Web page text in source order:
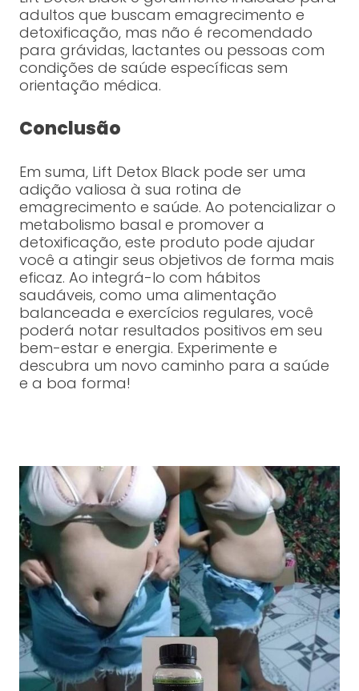
adultos que buscam emagrecimento e
detoxificação, mas não é recomendado
para grávidas, lactantes ou pessoas com
condições de saúde específicas sem
orientação médica.
Conclusão
Em suma, Lift Detox Black pode ser uma
adição valiosa à sua rotina de
emagrecimento e saúde. Ao potencializar o
metabolismo basal e promover a
detoxificação, este produto pode ajudar
você a atingir seus objetivos de forma mais
eficaz. Ao integrá-lo com hábitos
saudáveis, como uma alimentação
balanceada e exercícios regulares, você
poderá notar resultados positivos em seu
bem-estar e energia. Experimente e
descubra um novo caminho para a saúde
e a boa forma!